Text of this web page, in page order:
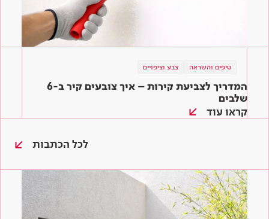
טיפים והשראה צבע וציפויים
המדריך לצביעת קירות – איך צובעים קיר ב-6
שלבים
קראו עוד
לכל הכתבות